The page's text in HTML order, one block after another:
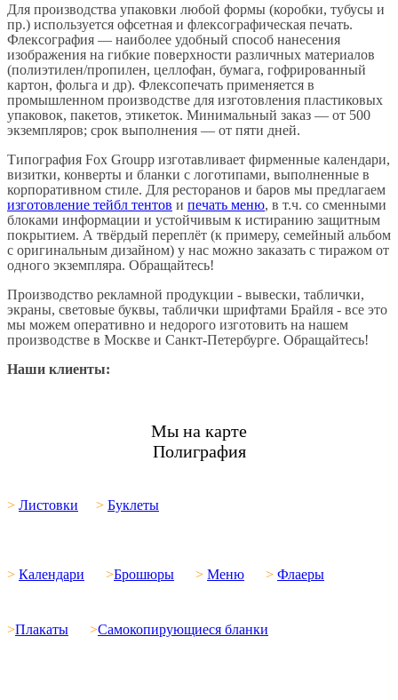
Для производства упаковки любой формы (коробки, тубусы и
пр.) используется офсетная и флексографическая печать.
Флексография — наиболее удобный способ нанесения
изображения на гибкие поверхности различных материалов
(полиэтилен/пропилен, целлофан, бумага, гофрированный
картон, фольга и др). Флексопечать применяется в
промышленном производстве для изготовления пластиковых
упаковок, пакетов, этикеток. Минимальный заказ — от 500
экземпляров; срок выполнения — от пяти дней.
Типография Fox Groupp изготавливает фирменные календари,
визитки, конверты и бланки с логотипами, выполненные в
корпоративном стиле. Для ресторанов и баров мы предлагаем
изготовление тейбл тентов и печать меню, в т.ч. со сменными
блоками информации и устойчивым к истиранию защитным
покрытием. А твёрдый переплёт (к примеру, семейный альбом
с оригинальным дизайном) у нас можно заказать с тиражом от
одного экземпляра. Обращайтесь!
Производство рекламной продукции - вывески, таблички,
экраны, световые буквы, таблички шрифтами Брайля - все это
мы можем оперативно и недорого изготовить на нашем
производстве в Москве и Санкт-Петербурге. Обращайтесь!
Наши клиенты:
Мы на карте
Полиграфия
> Листовки > Буклеты
> Календари >Брошюры > Меню > Флаеры
>Плакаты >Самокопирующиеся бланки